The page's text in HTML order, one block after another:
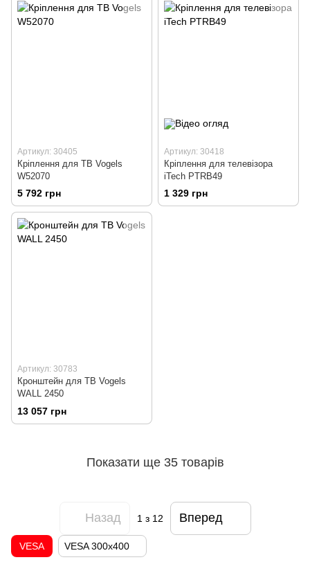
Артикул: 30405
Кріплення для ТВ Vogels
W52070
5 792 грн
Артикул: 30418
Кріплення для телевізора
iTech PTRB49
1 329 грн
Артикул: 30783
Кронштейн для ТВ Vogels
WALL 2450
13 057 грн
Показати ще 35 товарів
Назад 1 з 12 Вперед
VESA VESA 300x400